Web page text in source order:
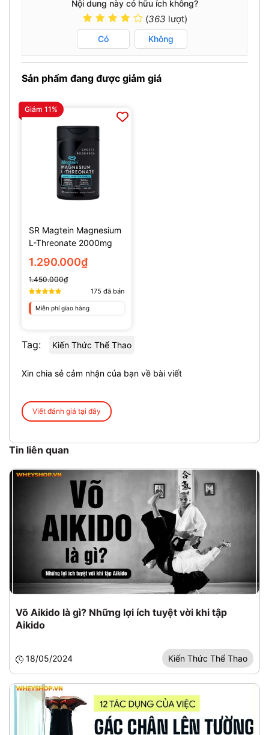
Nội dung này có hữu ích không?
(363 lượt)
Có Không
Sản phẩm đang được giảm giá
Giảm 11%
SR Magtein Magnesium
L-Threonate 2000mg
(135 Viên)
1.290.000₫
1.450.000₫
175 đã bán
Miễn phí giao hàng
Tag: Kiến Thức Thể Thao
Xin chia sẻ cảm nhận của bạn về bài viết
Viết đánh giá tại đây
Tin liên quan
Võ Aikido là gì? Những lợi ích tuyệt vời khi tập
Aikido
18/05/2024 Kiến Thức Thể Thao